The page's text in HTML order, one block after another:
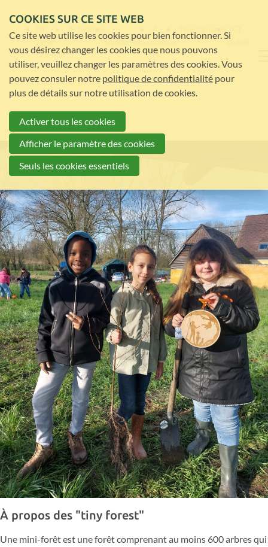
Jane
Goodall
Évènements propos
de
nous
global
À propos des "tiny forest"
Une mini-forêt est une forêt comprenant au moins 600 arbres qui
COOKIES SUR CE SITE WEB
Ce site web utilise les cookies pour bien fonctionner. Si
vous désirez changer les cookies que nous pouvons
utiliser, veuillez changer les paramètres des cookies. Vous
pouvez consuler notre politique de confidentialité pour
plus de détails sur notre utilisation de cookies.
Activer tous les cookies
Afficher le paramètre des cookies
Seuls les cookies essentiels